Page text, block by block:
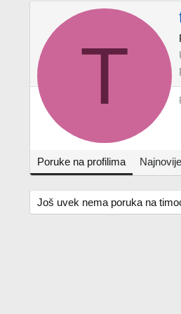
T
Poruke na profilima
Još uvek nema poruka na